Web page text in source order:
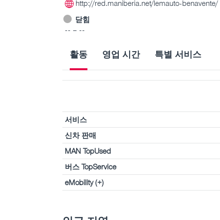
http://red.maniberia.net/lemauto-benavente/
닫힘
-- – --
활동 영업 시간 특별 서비스
서비스
신차 판매
MAN TopUsed
버스 TopService
eMobility (+)